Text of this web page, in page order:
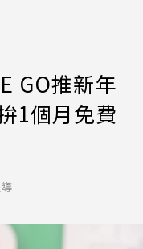
GO推新年
1個月免費